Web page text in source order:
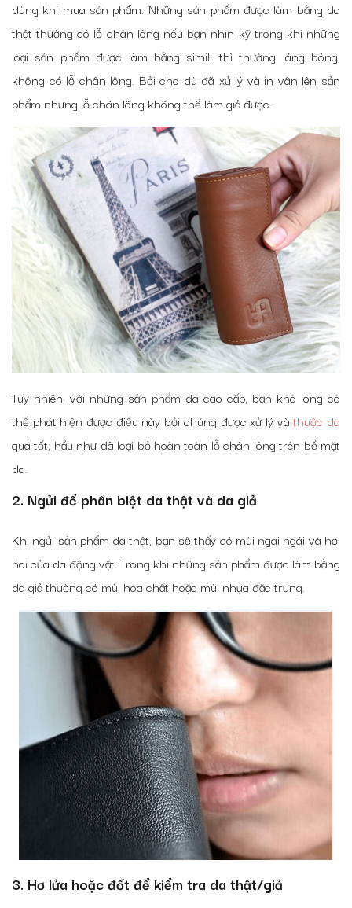
dùng khi mua sản phẩm. Những sản phẩm được làm bằng da
thật thường có lỗ chân lông nếu bạn nhìn kỹ trong khi những
loại sản phẩm được làm bằng simili thì thường láng bóng,
không có lỗ chân lông. Bởi cho dù đã xử lý và in vân lên sản
phẩm nhưng lỗ chân lông không thể làm giả được.
Tuy nhiên, với những sản phẩm da cao cấp, bạn khó lòng có
thể phát hiện được điều này bởi chúng được xử lý vàthuộc da
quá tốt, hầu như đã loại bỏ hoàn toàn lỗ chân lông trên bề mặt
da.
2. Ngửi để phân biệt da thật và da giả
Khi ngửi sản phẩm da thật, bạn sẽ thấy có mùi ngai ngái và hơi
hoi của da động vật. Trong khi những sản phẩm được làm bằng
da giả thường có mùi hóa chất hoặc mùi nhựa đặc trưng.
3. Hơ lửa hoặc đốt để kiểm tra da thật/giả